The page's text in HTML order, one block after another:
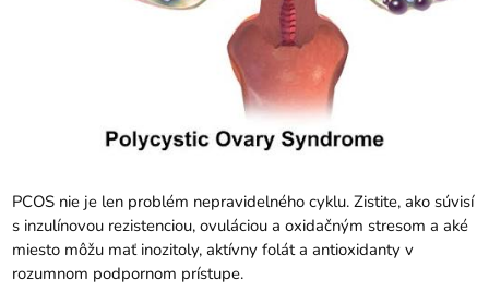
PCOS nie je len problém nepravidelného cyklu. Zistite, ako súvisí
s inzulínovou rezistenciou, ovuláciou a oxidačným stresom a aké
miesto môžu mať inozitoly, aktívny folát a antioxidanty v
rozumnom podpornom prístupe.